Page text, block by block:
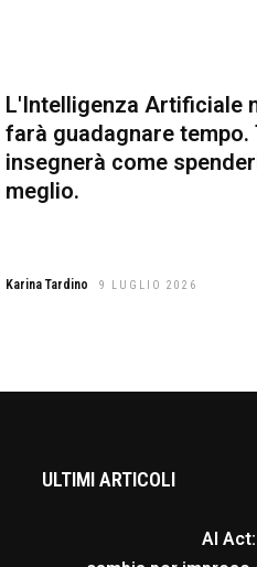
L'Intelligenza Artificiale
farà guadagnare tempo.
insegnerà come
meglio.
Karina Tardino 9 LUGLIO 2026
ULTIMI ARTICOLI
AI